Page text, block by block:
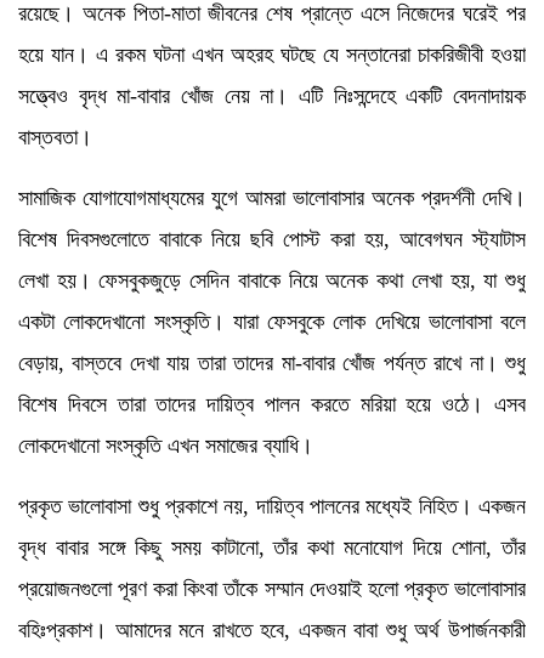
রয়েছে। অনেক পিতা-মাতা জীবনের শেষ প্রান্তে এসে নিজেদের ঘরেই পর
হয়ে যান। এ রকম ঘটনা এখন অহরহ ঘটছে যে সন্তানেরা চাকরিজীবী হওয়া
সত্ত্বেও বৃদ্ধ মা-বাবার খোঁজ নেয় না। এটি নিঃসন্দেহে একটি বেদনাদায়ক
বাস্তবতা।
সামাজিক যোগাযোগমাধ্যমের যুগে আমরা ভালোবাসার অনেক প্রদর্শনী দেখি।
বিশেষ দিবসগুলোতে বাবাকে নিয়ে ছবি পোস্ট করা হয়, আবেগঘন স্ট্যাটাস
লেখা হয়। ফেসবুকজুড়ে সেদিন বাবাকে নিয়ে অনেক কথা লেখা হয়, যা শুধু
একটা লোকদেখানো সংস্কৃতি। যারা ফেসবুকে লোক দেখিয়ে ভালোবাসা বলে
বেড়ায়, বাস্তবে দেখা যায় তারা তাদের মা-বাবার খোঁজ পর্যন্ত রাখে না। শুধু
বিশেষ দিবসে তারা তাদের দায়িত্ব পালন করতে মরিয়া হয়ে ওঠে। এসব
লোকদেখানো সংস্কৃতি এখন সমাজের ব্যাধি।
প্রকৃত ভালোবাসা শুধু প্রকাশে নয়, দায়িত্ব পালনের মধ্যেই নিহিত। একজন
বৃদ্ধ বাবার সঙ্গে কিছু সময় কাটানো, তাঁর কথা মনোযোগ দিয়ে শোনা, তাঁর
প্রয়োজনগুলো পূরণ করা কিংবা তাঁকে সম্মান দেওয়াই হলো প্রকৃত ভালোবাসার
বহিঃপ্রকাশ। আমাদের মনে রাখতে হবে, একজন বাবা শুধু অর্থ উপার্জনকারী